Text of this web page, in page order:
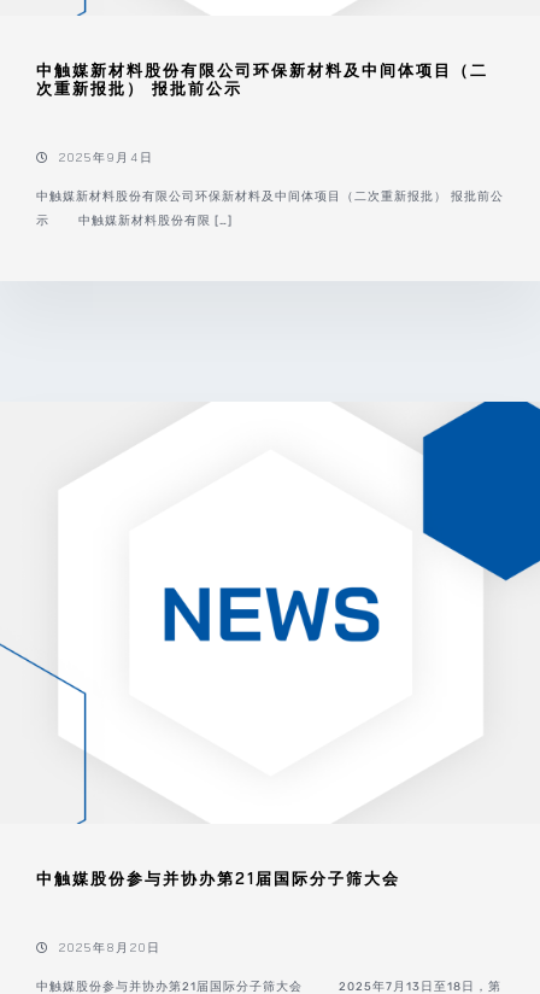
中触媒新材料股份有限公司环保新材料及中间体项目（二
次重新报批） 报批前公示
2025年9月4日
中触媒新材料股份有限公司环保新材料及中间体项目（二次重新报批） 报批前公
示 中触媒新材料股份有限 […]
中触媒股份参与并协办第21届国际分子筛大会
2025年8月20日
中触媒股份参与并协办第21届国际分子筛大会 2025年7月13日至18日，第